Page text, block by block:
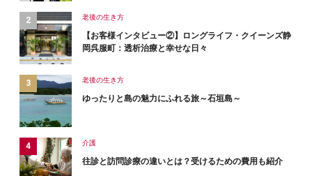
老後の生き方
【お客様インタビュー②】ロングライフ・クイーンズ静
岡呉服町：透析治療と幸せな日々
老後の生き方
ゆったりと島の魅力にふれる旅～石垣島～
介護
往診と訪問診療の違いとは？受けるための費用も紹介